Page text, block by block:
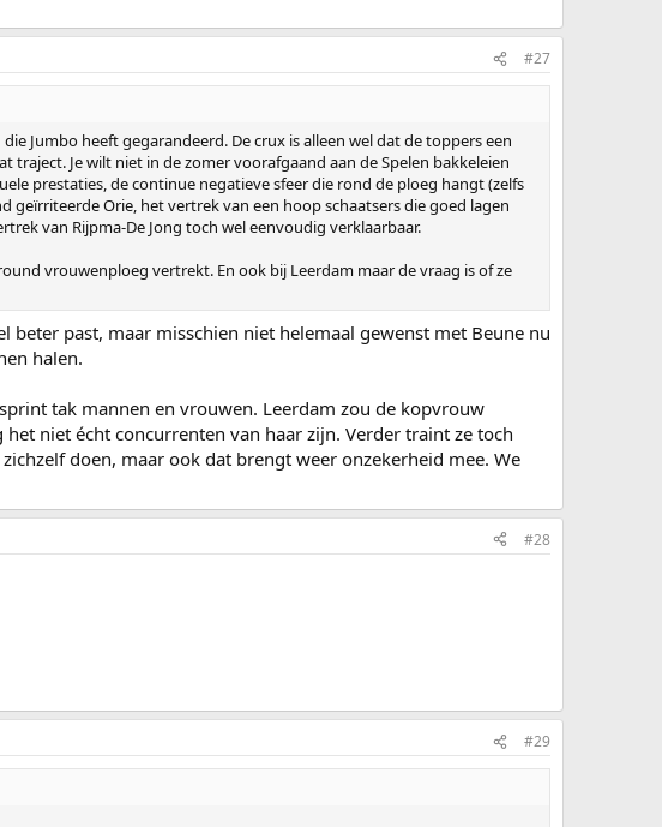
#27
Jumbo heeft gegarandeerd. De crux is alleen wel dat de toppers een
Je wilt niet in de zomer voorafgaand aan de Spelen bakkeleien
prestaties, de continue negatieve sfeer die rond de ploeg hangt (zelfs
Orie, het vertrek van een hoop schaatsers die goed lagen
van Rijpma-De Jong toch wel eenvoudig verklaarbaar.
vrouwenploeg vertrekt. En ook bij Leerdam maar de vraag is of ze
past, maar misschien niet helemaal gewenst met Beune nu
halen.
tak mannen en vrouwen. Leerdam zou de kopvrouw
niet écht concurrenten van haar zijn. Verder traint ze toch
doen, maar ook dat brengt weer onzekerheid mee. We
#28
#29